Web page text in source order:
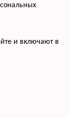
и включают в